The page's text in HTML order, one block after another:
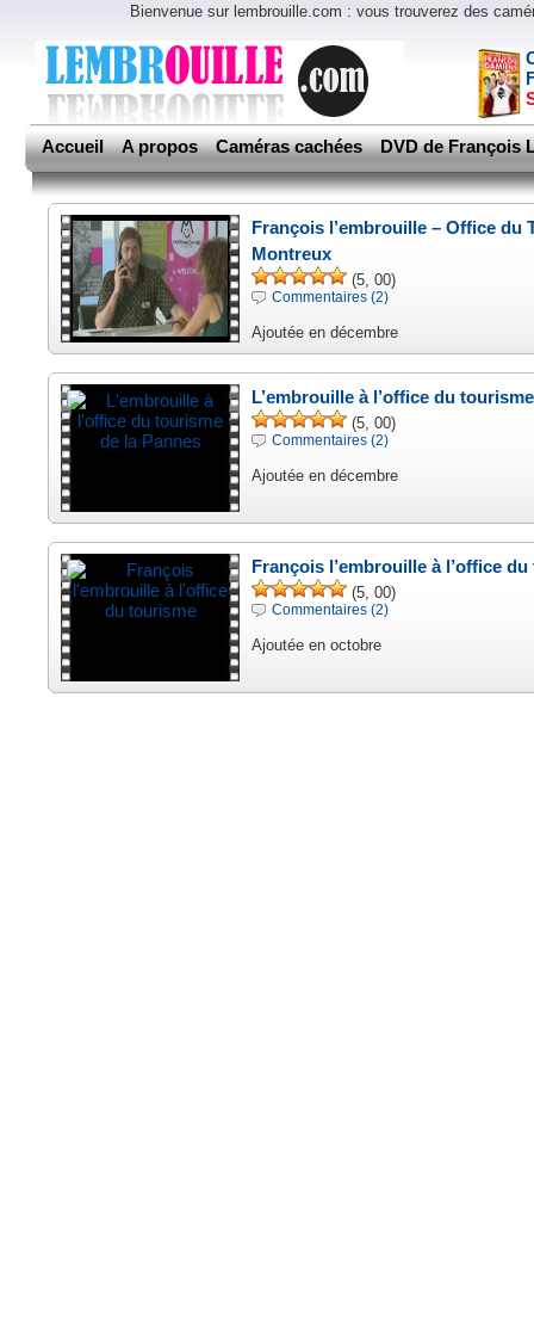
Bienvenue sur lembrouille.com : vous trouverez des
Accueil A propos Caméras cachées DVD de François
François l’embrouille – Office du
Montreux
(5, 00)
Commentaires (2)
Ajoutée en décembre
L’embrouille à l’office du
(5, 00)
Commentaires (2)
Ajoutée en décembre
François l’embrouille à l’office
(5, 00)
Commentaires (2)
Ajoutée en octobre